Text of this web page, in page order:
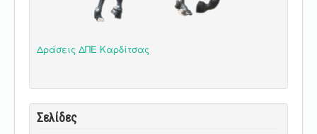
Δράσεις ΔΠΕ Καρδίτσας
Σελίδες